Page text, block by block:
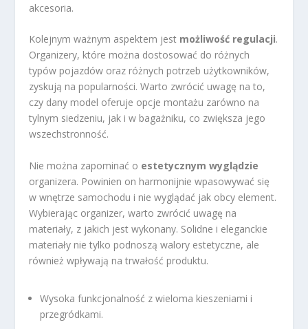
akcesoria.
Kolejnym ważnym aspektem jest możliwość regulacji.
Organizery, które można dostosować do różnych
typów pojazdów oraz różnych potrzeb użytkowników,
zyskują na popularności. Warto zwrócić uwagę na to,
czy dany model oferuje opcje montażu zarówno na
tylnym siedzeniu, jak i w bagażniku, co zwiększa jego
wszechstronność.
Nie można zapominać o estetycznym wyglądzie
organizera. Powinien on harmonijnie wpasowywać się
w wnętrze samochodu i nie wyglądać jak obcy element.
Wybierając organizer, warto zwrócić uwagę na
materiały, z jakich jest wykonany. Solidne i eleganckie
materiały nie tylko podnoszą walory estetyczne, ale
również wpływają na trwałość produktu.
Wysoka funkcjonalność z wieloma kieszeniami i
przegródkami.